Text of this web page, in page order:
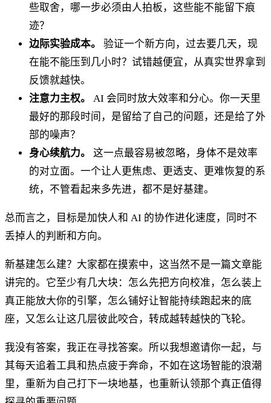
些取舍，哪一步必须由人拍板，这些能不能留下痕
迹？
边际实验成本。
验证一个新方向，过去要几天，现
在能不能压到几小时？试错越便宜，从真实世界拿到
反馈就越快。
注意力主权。
AI 会同时放大效率和分心。你一天里
最好的那段时间，是留给了自己的问题，还是给了外
部的噪声？
身心续航力。
这一点最容易被忽略，身体不是效率
的对立面。一个让人更焦虑、更透支、更难恢复的系
统，不管看起来多先进，都不是好基建。
总而言之，目标是加快人和 AI 的协作进化速度，同时不
丢掉人的判断和方向。
新基建怎么建？大家都在摸索中，这当然不是一篇文章能
讲完的。它至少有几大块：怎么先把方向校准，怎么装上
真正能放大你的引擎，怎么铺好让智能持续跑起来的底
座，又怎么让这几层彼此咬合，转成越转越快的飞轮。
我没有答案，我正在寻找答案。所以我想邀请你一起，与
其每天追着工具和热点疲于奔命，不如在这场智能的浪潮
里，重新为自己打下一块地基，也重新认领那个真正值得